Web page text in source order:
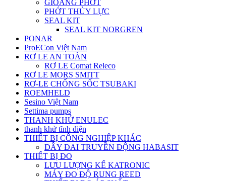
GIOĂNG PHỚT
PHỚT THỦY LỰC
SEAL KIT
SEAL KIT NORGREN
PONAR
ProECon Việt Nam
RƠ LE AN TOÀN
RƠ LE Comat Releco
RƠ LE MORS SMITT
RƠ-LE CHỐNG SỐC TSUBAKI
ROEMHELD
Sesino Việt Nam
Settima pumps
THANH KHỬ ENULEC
thanh khử tĩnh điện
THIẾT BỊ CÔNG NGHIỆP KHÁC
DÂY ĐAI TRUYỀN ĐỘNG HABASIT
THIẾT BỊ ĐO
LƯU LƯỢNG KẾ KATRONIC
MÁY ĐO ĐỘ RUNG REED